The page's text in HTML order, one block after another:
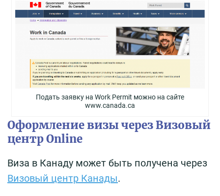
Подать заявку на Work Permit можно на сайте
www.canada.ca
Оформление визы через Визовый
центр Online
Виза в Канаду может быть получена через
Визовый центр Канады.